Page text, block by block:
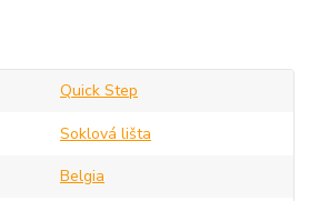
Quick Step
Soklová lišta
Belgia